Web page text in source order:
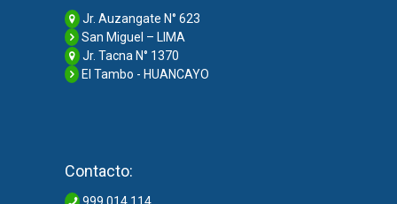
Jr. Auzangate N° 623
San Miguel – LIMA
Jr. Tacna N° 1370
El Tambo - HUANCAYO
Contacto: